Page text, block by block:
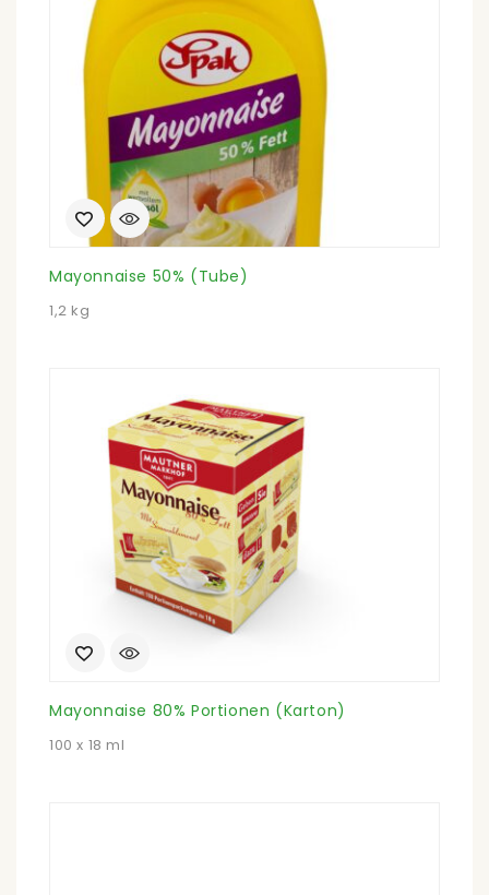
Mayonnaise 50% (Tube)
1,2 kg
Mayonnaise 80% Portionen (Karton)
100 x 18 ml